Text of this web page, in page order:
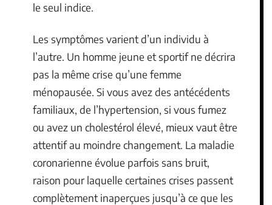
le seul indice.
Les symptômes varient d’un individu à
l’autre. Un homme jeune et sportif ne décrira
pas la même crise qu’une femme
ménopausée. Si vous avez des antécédents
familiaux, de l’hypertension, si vous fumez
ou avez un cholestérol élevé, mieux vaut être
attentif au moindre changement. La maladie
coronarienne évolue parfois sans bruit,
raison pour laquelle certaines crises passent
complètement inaperçues jusqu’à ce que les